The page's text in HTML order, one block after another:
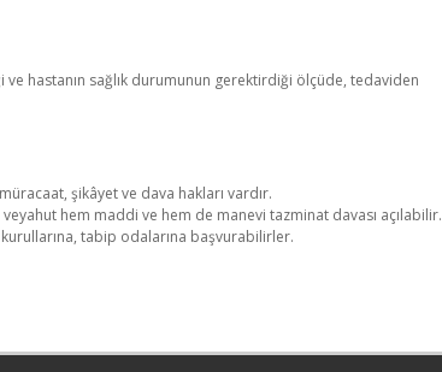
ve hastanın sağlık durumunun gerektirdiği ölçüde, tedaviden
şikâyet ve dava hakları vardır.
hem maddi ve hem de manevi tazminat davası açılabilir.
tabip odalarına başvurabilirler.